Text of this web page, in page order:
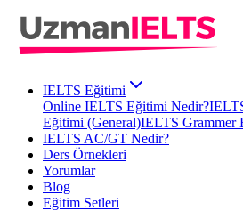
IELTS Eğitimi
Online IELTS Eğitimi Nedir?
Eğitimi (General)IELTS Grammer
IELTS AC/GT Nedir?
Ders Örnekleri
Yorumlar
Blog
Eğitim Setleri